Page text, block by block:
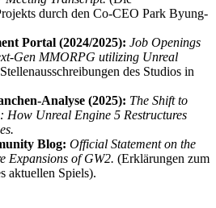
durch den Co-CEO Park Byung-
Portal (2024/2025): Job Openings
Gen MMORPG utilizing Unreal
des Studios in
Analyse (2025): The Shift to
How Unreal Engine 5 Restructures
Blog: Official Statement on the
Expansions of GW2. (Erklärungen zum
aktuellen Spiels).